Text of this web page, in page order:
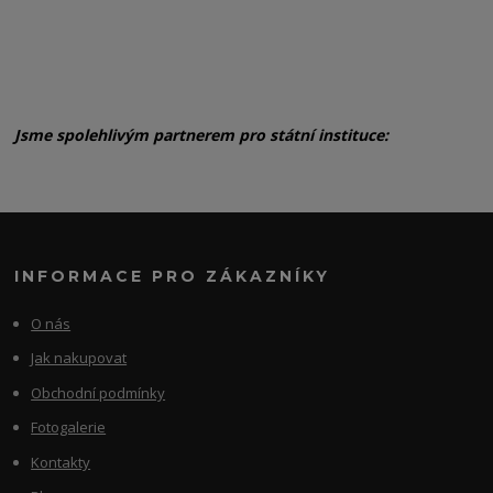
Jsme spolehlivým partnerem pro státní instituce:
INFORMACE PRO ZÁKAZNÍKY
O nás
Jak nakupovat
Obchodní podmínky
Fotogalerie
Kontakty